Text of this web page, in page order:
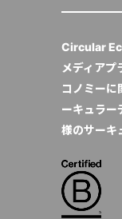
Circular
メディアプ
コノミーに
ーキュラー
様のサーキ